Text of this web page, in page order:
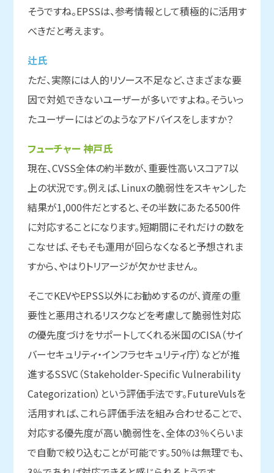
そうですね。EPSSは、参考情報として積極的に活用す
べきだと考えます。
辻氏
ただ、実際には人的リソース不足など、さまざまな要
因で対処できないユーザーが多いですよね。そういっ
たユーザーにはどのようなアドバイスをしますか？
フューチャー 神戸氏
現在、CVSS全体の約半数が、重要性高いスコア7以
上の状況です。例えば、Linuxの脆弱性をスキャンした
結果が1,000件だとすると、その半数にあたる500件
に対応することになります。短期間にそれだけの数を
こなせば、そもそも運用が回らなくなると予想されま
すから、やはりトリアージが欠かせません。
そこでKEVやEPSS以外にお勧めするのが、資産の重
要性と悪用されるリスクなどを考慮して脆弱性対応
の優先度づけをサポートしてくれる米国のCISA（サイ
バーセキュリティ・インフラセキュリティ庁）などが推
進するSSVC（Stakeholder-Specific Vulnerability
Categorization）という評価手法です。FutureVulsを
活用すれば、これら評価手法を組み合わせることで、
対応する優先度が高い脆弱性を、全体の3％くらいま
で自動で絞り込むことが可能です。50％は無理でも、